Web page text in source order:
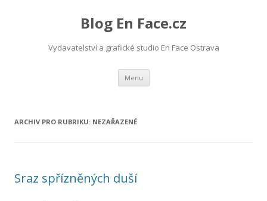
Blog En Face.cz
Vydavatelství a grafické studio En Face Ostrava
Menu Přejít k obsahu webu
ARCHIV PRO RUBRIKU: NEZAŘAZENÉ
Sraz spřízněných duší